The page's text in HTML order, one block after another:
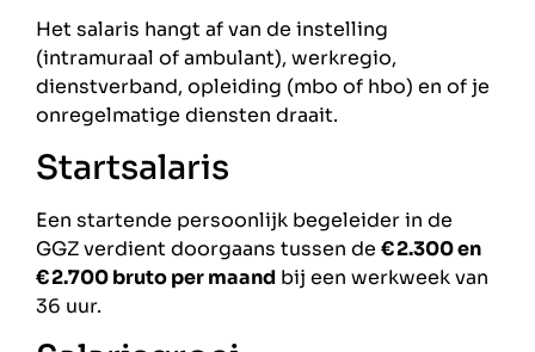
Het salaris hangt af van de instelling
(intramuraal of ambulant), werkregio,
dienstverband, opleiding (mbo of hbo) en of je
onregelmatige diensten draait.
Startsalaris
Een startende persoonlijk begeleider in de
GGZ verdient doorgaans tussen de € 2.300 en
€ 2.700 bruto per maand bij een werkweek van
36 uur.